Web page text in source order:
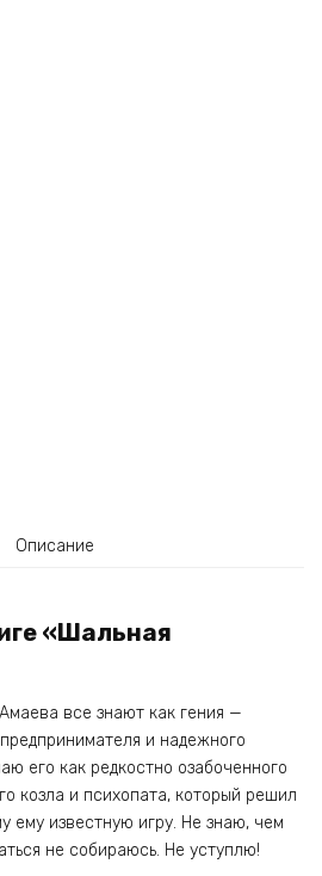
Описание
«Шальная
все знают как гения —
и надежного
его как редкостно озабоченного
козла и психопата, который решил
ему известную игру. Не знаю, чем
не собираюсь. Не уступлю!